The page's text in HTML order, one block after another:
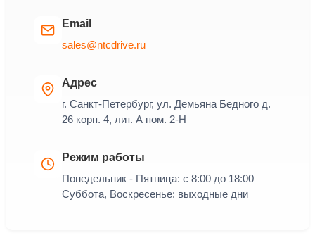
Email
sales@ntcdrive.ru
Адрес
г. Санкт-Петербург, ул. Демьяна Бедного д.
26 корп. 4, лит. А пом. 2-Н
Режим работы
Понедельник - Пятница: с 8:00 до 18:00
Суббота, Воскресенье: выходные дни